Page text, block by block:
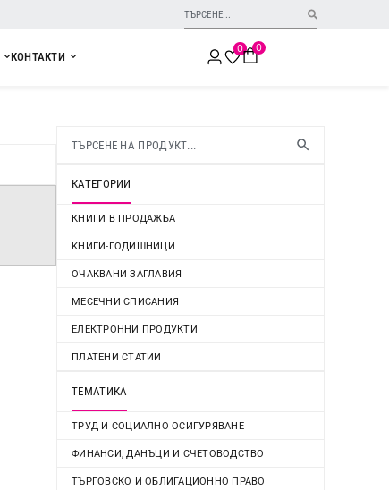
КОНТАКТИ
0 0
КАТЕГОРИИ
КНИГИ В ПРОДАЖБА
KНИГИ-ГОДИШНИЦИ
ОЧАКВАНИ ЗАГЛАВИЯ
МЕСЕЧНИ СПИСАНИЯ
ЕЛЕКТРОННИ ПРОДУКТИ
ПЛАТЕНИ СТАТИИ
ТЕМАТИКА
ТРУД И СОЦИАЛНО ОСИГУРЯВАНЕ
ФИНАНСИ, ДАНЪЦИ И СЧЕТОВОДСТВО
ТЪРГОВСКО И ОБЛИГАЦИОННО ПРАВО